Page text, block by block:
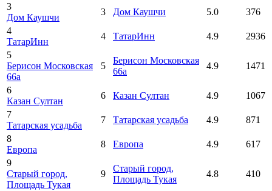
3
Дом Каушчи
3 Дом Каушчи 5.0
376
4
ТатарИнн
4 ТатарИнн 4.9
2936
5
Берисон Московская
66а
5
Берисон Московская
66а
4.9 1471
6
Казан Султан
6 Казан Султан 4.9
1067
7
Татарская усадьба
7 Татарская усадьба 4.9
871
8
Европа
8 Европа 4.9
617
9
Старый город,
Площадь Тукая
9
Старый город,
Площадь Тукая
4.8 410